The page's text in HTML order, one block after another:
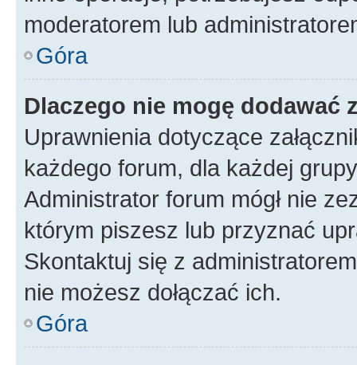
moderatorem lub
Góra
Dlaczego nie mogę dodawać
Uprawnienia dotyczące
każdego forum, dla każdej
Administrator forum mógł nie
którym piszesz lub przyznać
Skontaktuj się z
nie możesz dołączać ich.
Góra